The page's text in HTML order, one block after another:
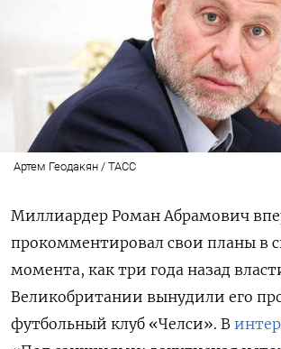
Артем Геодакян / ТАСС
Миллиардер Роман Абрамович
прокомментировал свои планы в
момента, как три года назад
Великобритании вынудили его
футбольный клуб «Челси». В